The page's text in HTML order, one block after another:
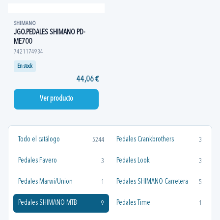
Todo el catálogo 5244 Pedales Crankbrothers 3
Pedales Favero 3 Pedales Look 3
Pedales Marwi/Union 1 Pedales SHIMANO Carretera 5
Pedales SHIMANO MTB 9 Pedales Time 1
SHIMANO
JGO.PEDALES SHIMANO PD-
ME700
7421174934
En stock
44,06 €
Ver producto